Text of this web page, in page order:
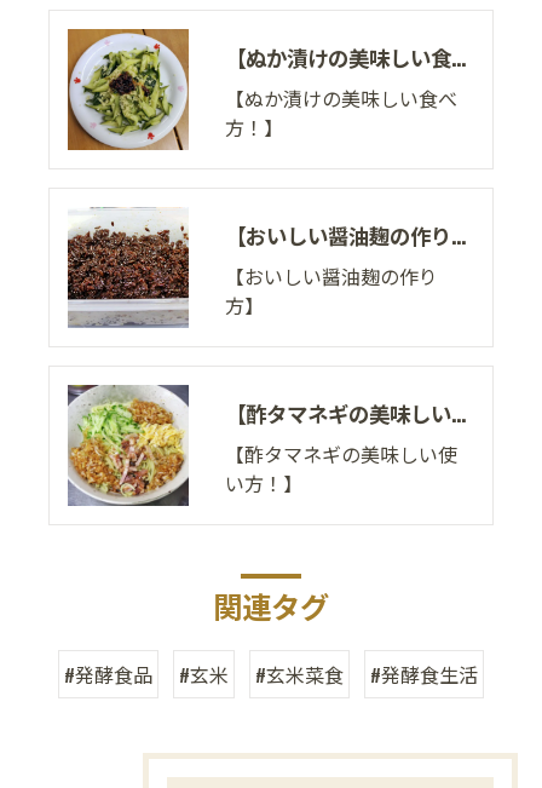
【ぬか漬けの美味しい食べ方！】
【ぬか漬けの美味しい食べ
方！】
【おいしい醤油麹の作り方】
【おいしい醤油麹の作り
方】
【酢タマネギの美味しい使い方！】
【酢タマネギの美味しい使
い方！】
関連タグ
#発酵食品 #玄米 #玄米菜食 #発酵食生活